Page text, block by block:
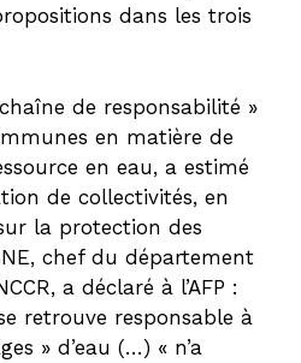
dans les trois
de responsabilité »
en matière de
en eau, a estimé
de collectivités, en
la protection des
chef du département
a déclaré à l’AFP :
retrouve responsable à
» d’eau (…) « n’a